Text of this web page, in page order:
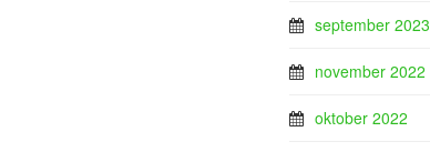
september 2023
november 2022
oktober 2022